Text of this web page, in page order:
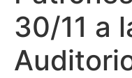
30/11 a